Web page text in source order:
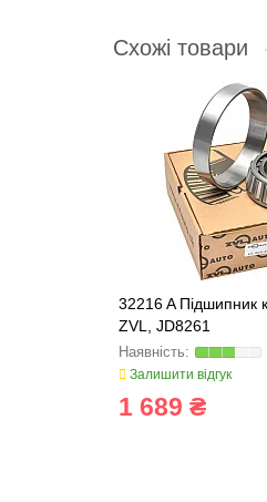
Схожі товари
32216 A Підшипник
ZVL, JD8261
Залишити відгук
1 689 ₴